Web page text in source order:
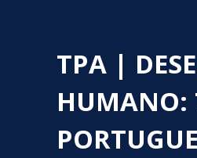
TPA |
HUMANO: